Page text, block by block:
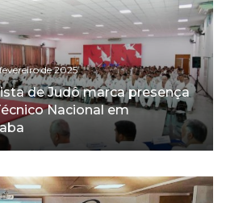
fevereiro de 2025
de Judô marca presença
Nacional em